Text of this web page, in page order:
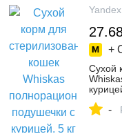
+
Сухой
-